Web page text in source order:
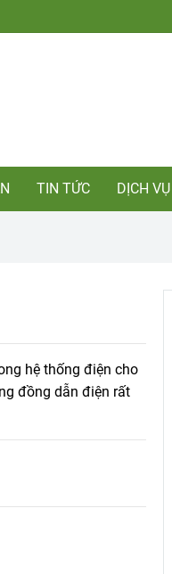
TIN TỨC DỊCH VỤ
hệ thống điện cho
đồng dẫn điện rất